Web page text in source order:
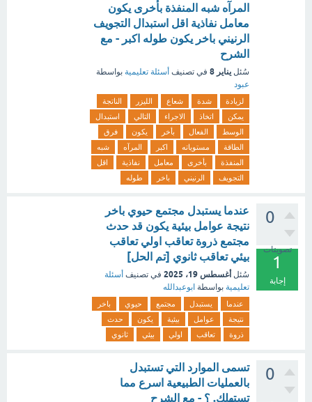
المرآه شبه المنفذة بأخرى يكون
معامل نفاذية اقل استبدال التجويف
الرنيني باخر يكون طوله اكبر - مع
الشرح
سُئل يناير 8 في تصنيف أسئلة تعليمية بواسطة
عبود
لزيادة شدة شعاع الليزر
الناتجة
يمكن
اتخاذ الاجراء التالي
استبدال
الوسط
الفعال بأخر يكون
فرق
الطاقة
مستوياته اكبر المرآه
شبه
المنفذة
بأخرى معامل نفاذية
اقل
التجويف
الرنيني باخر طوله
0
تصويتات
1
إجابة
عندما يستبدل مجتمع حيوي باخر
نتيجة عوامل بيئية يكون قد حدث
مجتمع ذروة تعاقب اولي تعاقب
بيئي تعاقب ثانوي [تم الحل]
سُئل أغسطس 19، 2025 في تصنيف أسئلة
تعليمية بواسطة ابوعبدالله
عندما يستبدل مجتمع حيوي
باخر
نتيجة
عوامل بيئية يكون
حدث
ذروة
تعاقب اولي بيئي ثانوي
0
تسمى الموارد التي تستبدل
بالعمليات الطبيعية اسرع مما
تستهلك. ؟ - مع الشرح